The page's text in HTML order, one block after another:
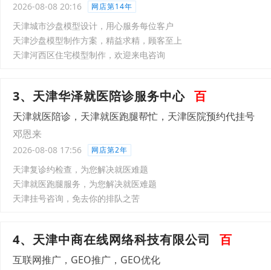
2026-08-08 20:16 网店第14年
天津城市沙盘模型设计，用心服务每位客户
天津沙盘模型制作方案，精益求精，顾客至上
天津河西区住宅模型制作，欢迎来电咨询
3、天津华泽就医陪诊服务中心 百
天津就医陪诊，天津就医跑腿帮忙，天津医院预约代挂号
邓恩来
2026-08-08 17:56 网店第2年
天津复诊约检查，为您解决就医难题
天津就医跑腿服务，为您解决就医难题
天津挂号咨询，免去你的排队之苦
4、天津中商在线网络科技有限公司 百
互联网推广，GEO推广，GEO优化